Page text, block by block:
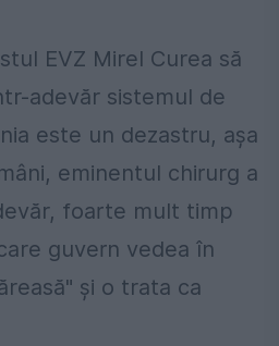
EVZ Mirel Curea să
adevăr sistemul de
este un dezastru, așa
eminentul chirurg a
foarte mult timp
guvern vedea în
și o trata ca